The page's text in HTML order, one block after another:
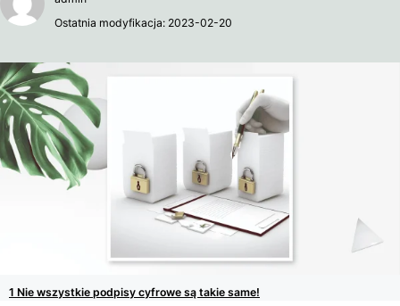
Ostatnia modyfikacja: 2023-02-20
Nie wszystkie podpisy cyfrowe są takie same!